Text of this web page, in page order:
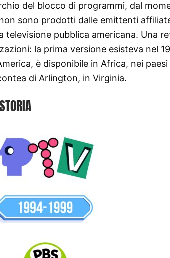
del blocco di programmi, dal
sono prodotti dalle emittenti
pubblica americana. Una
la prima versione esisteva nel
è disponibile in Africa, nei
di Arlington, in Virginia.